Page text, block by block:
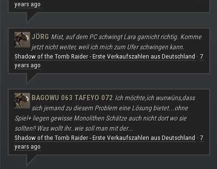
years ago
JÖRG Mist, auf dem PC schwingt Lara garnicht richtig. Komme
jetzt nicht weiter, weil ich mich zum Ufer schwingen kann.
Shadow of the Tomb Raider - Erste Verkaufszahlen aus Deutschland · 7
years ago
BAGOWU 063 TAFEYO 072 Ich möchte,ich wunwüns,dass
sich jemand zu diesem Problem eine Lösung bietet...ohne
Spiel+ liegen gewisse Monolithen Schätze auch nicht dort wo sie
sollten!! Was wollt ihr..wie soll man mit der...
Shadow of the Tomb Raider - Erste Verkaufszahlen aus Deutschland · 7
years ago